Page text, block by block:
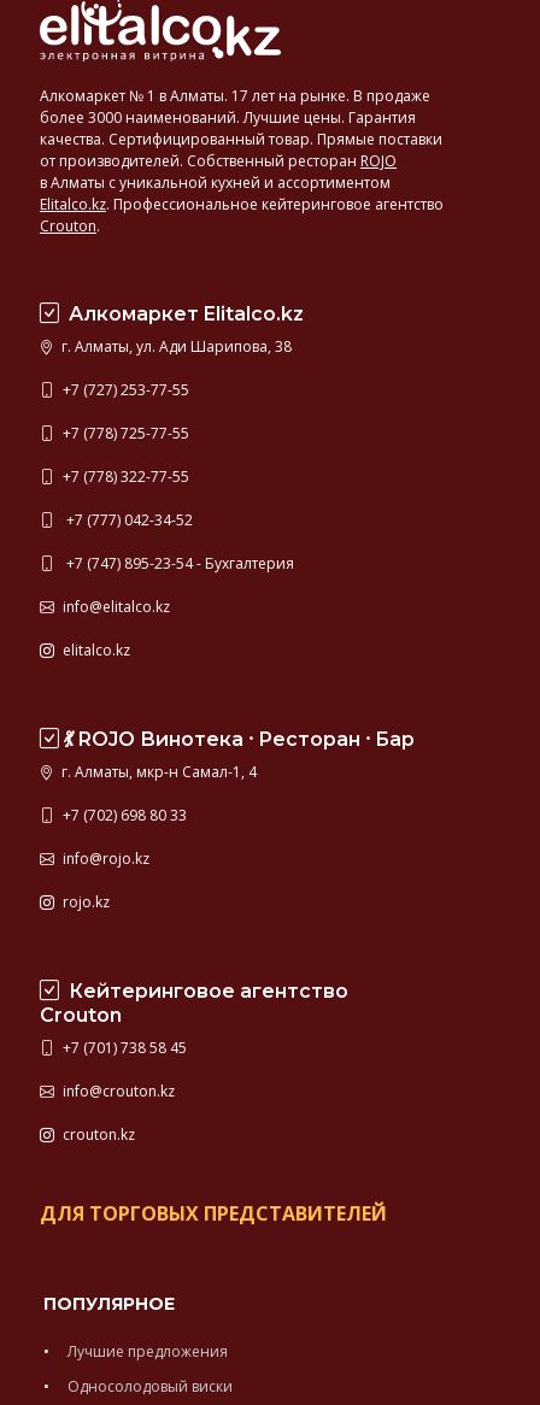
Алкомаркет № 1 в Алматы. 17 лет на рынке. В продаже
более 3000 наименований. Лучшие цены. Гарантия
качества. Сертифицированный товар. Прямые поставки
от производителей. Собственный ресторан ROJO
в Алматы с уникальной кухней и ассортиментом
Elitalco.kz. Профессиональное кейтеринговое агентство
Crouton.
Алкомаркет Elitalco.kz
г. Алматы, ул. Ади Шарипова, 38
+7 (727) 253-77-55
+7 (778) 725-77-55
+7 (778) 322-77-55
+7 (777) 042-34-52
+7 (747) 895-23-54 - Бухгалтерия
info@elitalco.kz
elitalco.kz
💃 ROJO Винотека ⸱ Ресторан ⸱ Бар
г. Алматы, мкр-н Самал-1, 4
+7 (702) 698 80 33
info@rojo.kz
rojo.kz
Кейтеринговое агентство
Crouton
+7 (701) 738 58 45
info@crouton.kz
crouton.kz
ДЛЯ ТОРГОВЫХ ПРЕДСТАВИТЕЛЕЙ
ПОПУЛЯРНОЕ
Лучшие предложения
Односолодовый виски